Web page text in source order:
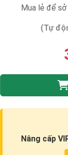
Mua lẻ để
(Tự
Nâng cấp